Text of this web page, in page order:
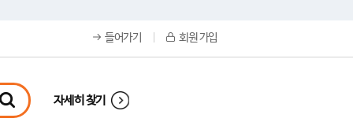
들어가기 회원 가입
자세히 찾기